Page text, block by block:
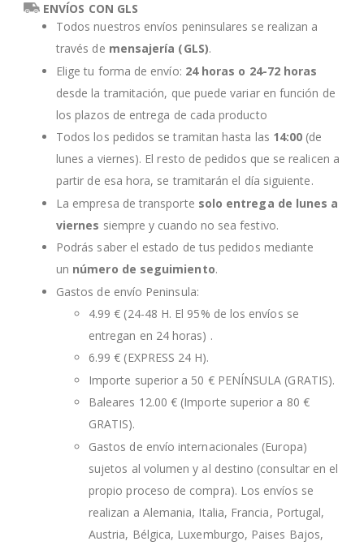
ENVÍOS CON GLS
Todos nuestros envíos peninsulares se realizan a
través de mensajería (GLS).
Elige tu forma de envío: 24 horas o 24-72 horas
desde la tramitación, que puede variar en función de
los plazos de entrega de cada producto
Todos los pedidos se tramitan hasta las 14:00 (de
lunes a viernes). El resto de pedidos que se realicen a
partir de esa hora, se tramitarán el día siguiente.
La empresa de transporte solo entrega de lunes a
viernes siempre y cuando no sea festivo.
Podrás saber el estado de tus pedidos mediante
un número de seguimiento.
Gastos de envío Peninsula:
4.99 € (24-48 H. El 95% de los envíos se
entregan en 24 horas) .
6.99 € (EXPRESS 24 H).
Importe superior a 50 € PENÍNSULA (GRATIS).
Baleares 12.00 € (Importe superior a 80 €
GRATIS).
Gastos de envío internacionales (Europa)
sujetos al volumen y al destino (consultar en el
propio proceso de compra). Los envíos se
realizan a Alemania, Italia, Francia, Portugal,
Austria, Bélgica, Luxemburgo, Paises Bajos,